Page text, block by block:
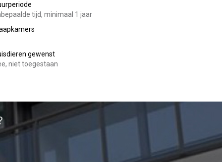
tijd, minimaal 1 jaar
gewenst
niet toegestaan